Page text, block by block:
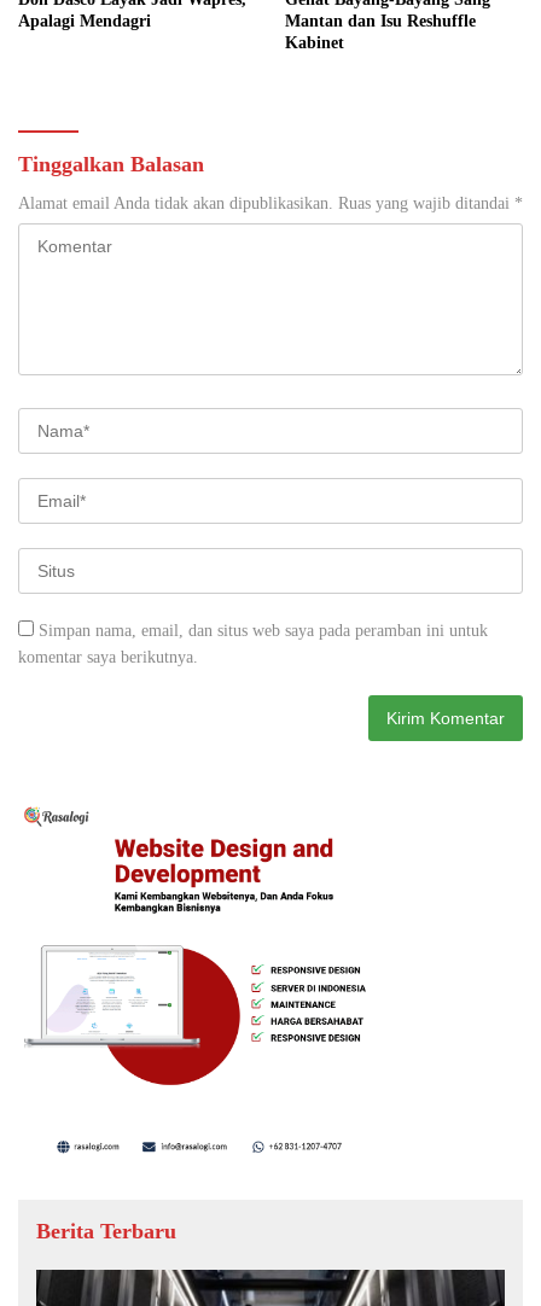
Apalagi Mendagri
Mantan dan Isu Reshuffle
Kabinet
Tinggalkan Balasan
Alamat email Anda tidak akan dipublikasikan. Ruas yang wajib ditandai *
Simpan nama, email, dan situs web saya pada peramban ini untuk
komentar saya berikutnya.
Berita Terbaru